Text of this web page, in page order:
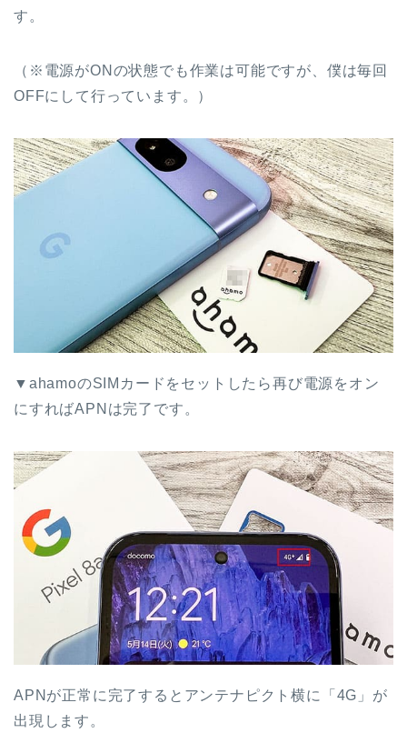
す。
（※電源がONの状態でも作業は可能ですが、僕は毎回
OFFにして行っています。）
▼ahamoのSIMカードをセットしたら再び電源をオン
にすればAPNは完了です。
APNが正常に完了するとアンテナピクト横に「4G」が
出現します。